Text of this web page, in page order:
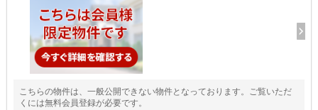
こちらの物件は、一般公開できない物件となっております。ご覧いただ
くには無料会員登録が必要です。